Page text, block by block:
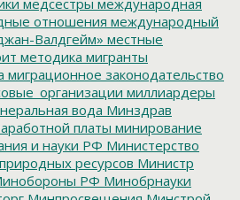
отношения международный
Валдгейм» местные
методика мигранты
миграционное законодательство
миллиардеры
вода Минздрав
платы минирование
и науки РФ Министерство
ресурсов Министр
РФ Минобрнауки